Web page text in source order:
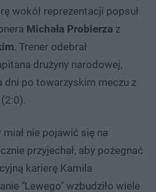
wokół reprezentacji popsuł
Michała Probierza z
. Trener odebrał
drużyny narodowej,
dni po towarzyskim meczu z
nie pojawić się na
przyjechał, aby pożegnać
karierę Kamila
"Lewego" wzbudziło wiele